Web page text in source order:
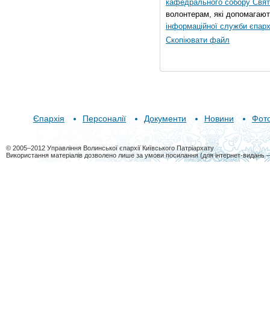
кафедрального собору
волонтерам, які
інформаційної служби
Скопіювати файл
Єпархія Персоналії Документи Новини
© 2005–2012 Управління Волинської єпархії Київського Патріархату
Використання матеріалів дозволено лише за умови посилання (для інтернет-видань